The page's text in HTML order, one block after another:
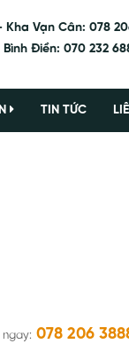
Kha Vạn Cân: 078
Điền: 070 232
TIN TỨC
ngay: 078 206